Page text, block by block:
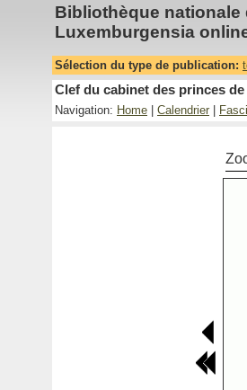
Bibliothèque nationale
Luxemburgensia
Sélection du type de publication:
Clef du cabinet des princes
Navigation: Home Calendrier